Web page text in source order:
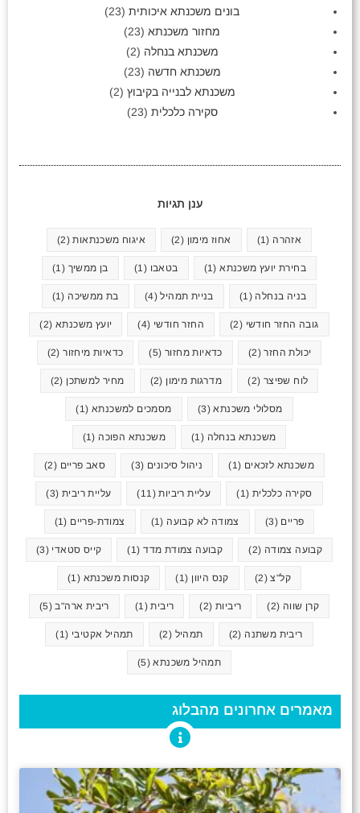
בונים משכנתא איכותית (23)
מחזור משכנתא (23)
משכנתא בנחלה (2)
משכנתא חדשה (23)
משכנתא לבנייה בקיבוץ (2)
סקירה כלכלית (23)
ענן תגיות
אזהרה (1) אחוז מימון (2) איגוח משכנתאות(2)
בחירת יועץ משכנתא(1) בטאבו (1) בן ממשיך (1)
בניה בנחלה (1) בניית תמהיל(4) בת ממשיכה (1)
גובה החזר חודשי (2) החזר חודשי (4) יועץ משכנתא (2)
יכולת החזר(2) כדאיות מחזור (5) כדאיות מיחזור(2)
לוח שפיצר (2) מדרגות מימון (2) מחיר למשתכן (2)
מסלולי משכנתא(3) מסמכים למשכנתא(1)
משכנתא בנחלה (1) משכנתא הפוכה (1)
משכנתא לזכאים (1) ניהול סיכונים (3) סאב פריים (2)
סקירה כלכלית (1) עליית ריביות(11) עליית ריבית (3)
פריים (3) צמודה לא קבועה (1) צמודת-פריים (1)
קבועה צמודה (2) קבועה צמודת מדד(1) קייס סטאדי (3)
קל"צ(2) קנס היוון (1) קנסות משכנתא (1)
קרן שווה (2) ריביות(2) ריבית(1) ריבית ארה"ב(5)
ריבית משתנה (2) תמהיל (2) תמהיל אקטיבי (1)
תמהיל משכנתא(5)
מאמרים אחרונים מהבלוג